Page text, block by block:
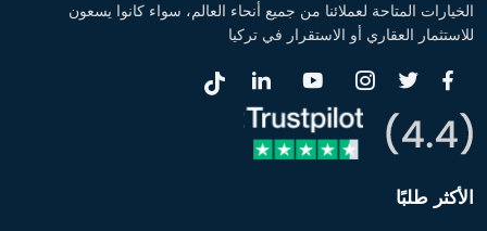
الخيارات المتاحة لعملائنا من جميع أنحاء العالم، سواء كانوا يسعون
للاستثمار العقاري أو الاستقرار في تركيا
الأكثر طلبًا